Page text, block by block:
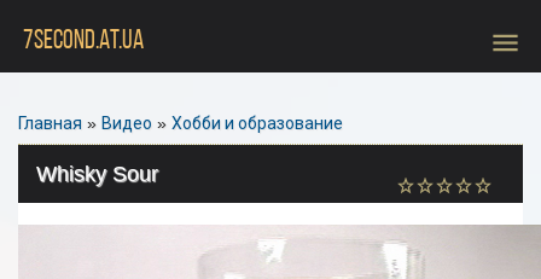
7SECOND.AT.UA menu
Главная » Видео » Хобби и образование
Whisky Sour